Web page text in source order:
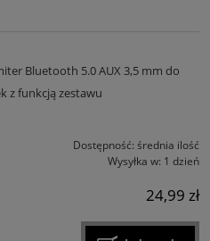
Bluetooth 5.0 AUX 3,5 mm do
z funkcją zestawu
Dostępność: średnia ilość
Wysyłka w: 1 dzień
24,99 zł